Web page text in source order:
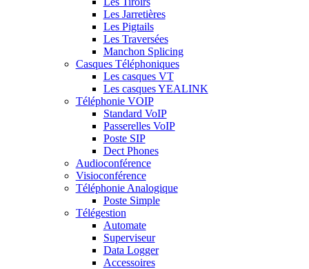
Les Jarretières
Les Pigtails
Les Traversées
Manchon Splicing
Casques Téléphoniques
Les casques VT
Les casques YEALINK
Téléphonie VOIP
Standard VoIP
Passerelles VoIP
Poste SIP
Dect Phones
Audioconférence
Visioconférence
Téléphonie Analogique
Poste Simple
Télégestion
Automate
Superviseur
Data Logger
Accessoires